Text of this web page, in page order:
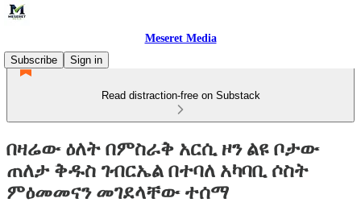
Meseret Media
Subscribe
Sign in
Read distraction-free on Substack
በዛሬው ዕለት በምስራቅ አርሲ ዞን ልዩ ቦታው
ጠለታ ቅዱስ ገብርኤል በተባለ አካባቢ ሶስት
ምዕመመናን መገደላቸው ተሰማ